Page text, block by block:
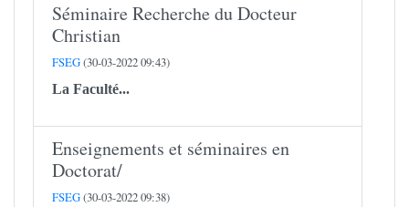
Séminaire Recherche du Docteur
Christian
FSEG(30-03-2022 09:43)
La Faculté...
Enseignements et séminaires en
Doctorat/
FSEG(30-03-2022 09:38)